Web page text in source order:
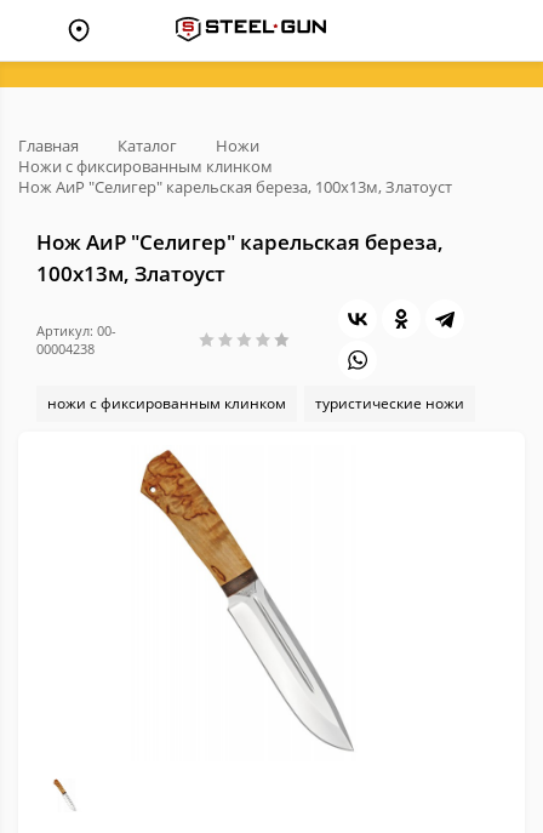
Главная Каталог
Ножи
Ножи с фиксированным клинком
Нож АиР "Селигер" карельская береза, 100х13м, Златоуст
Нож АиР "Селигер" карельская береза,
100х13м, Златоуст
Артикул: 00-
00004238
ножи с фиксированным клинком туристические ножи